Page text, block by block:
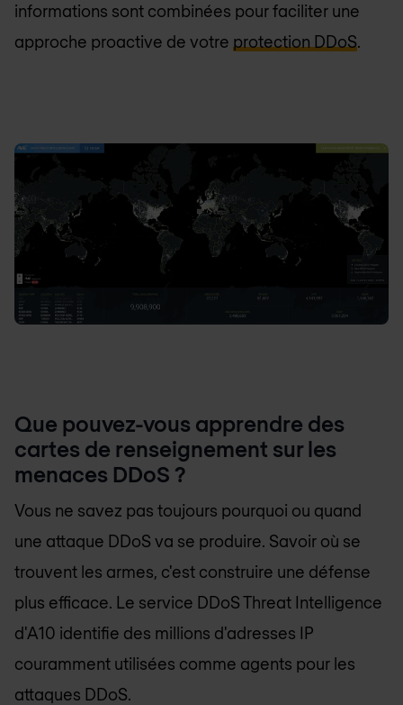
informations sont combinées pour faciliter une
approche proactive de votre protection DDoS.
Que pouvez-vous apprendre des
cartes de renseignement sur les
menaces DDoS ?
Vous ne savez pas toujours pourquoi ou quand
une attaque DDoS va se produire. Savoir où se
trouvent les armes, c'est construire une défense
plus efficace. Le service DDoS Threat Intelligence
d'A10 identifie des millions d'adresses IP
couramment utilisées comme agents pour les
attaques DDoS.